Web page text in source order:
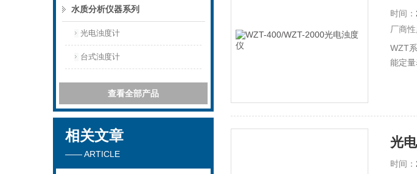
水质分析仪器系列
光电浊度计
台式浊度计
查看全部产品
相关文章
—— ARTICLE
时间：
厂商性
WZT
能定量
光
时间：